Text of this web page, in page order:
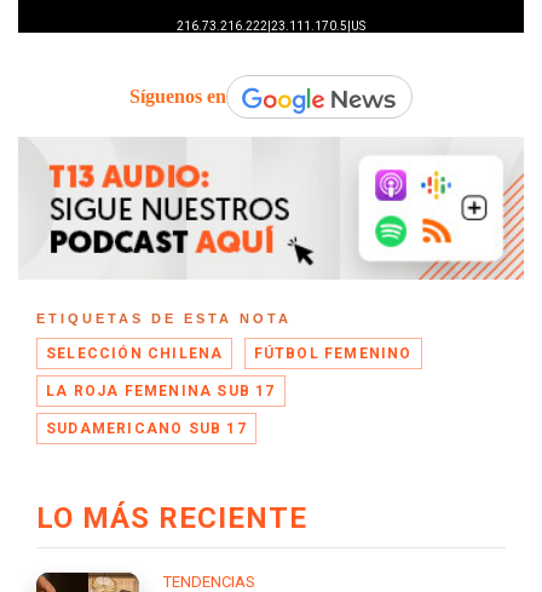
Síguenos en
ETIQUETAS DE ESTA NOTA
SELECCIÓN CHILENA FÚTBOL FEMENINO
LA ROJA FEMENINA SUB 17
SUDAMERICANO SUB 17
LO MÁS RECIENTE
TENDENCIAS